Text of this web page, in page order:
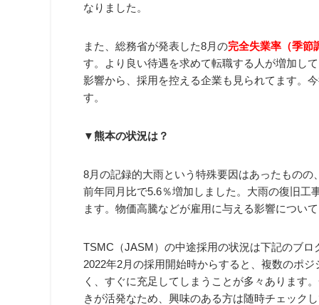
なりました。
また、総務省が発表した8月の完全失業率（季節
す。より良い待遇を求めて転職する人が増加し
影響から、採用を控える企業も見られてます。
す。
▼熊本の状況は？
8月の記録的大雨という特殊要因はあったもの
前年同月比で5.6％増加しました。大雨の復旧工
ます。物価高騰などが雇用に与える影響につい
TSMC（JASM）の中途採用の状況は下記のブロ
2022年2月の採用開始時からすると、複数のポ
く、すぐに充足してしまうことが多々あります
きが活発なため、興味のある方は随時チェック